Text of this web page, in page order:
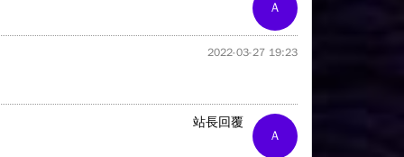
A
2022-03-27 19:23
A
站長回覆